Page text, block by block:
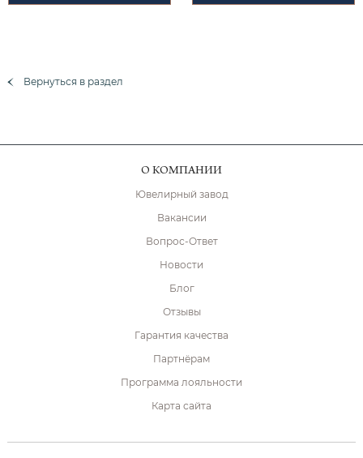
Вернуться в раздел
О КОМПАНИИ
Ювелирный завод
Вакансии
Вопрос-Ответ
Новости
Блог
Отзывы
Гарантия качества
Партнёрам
Программа лояльности
Карта сайта